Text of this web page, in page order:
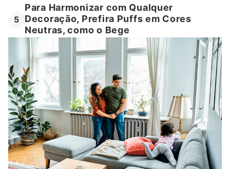
5
Para Harmonizar com Qualquer
Decoração, Prefira Puffs em Cores
Neutras, como o Bege